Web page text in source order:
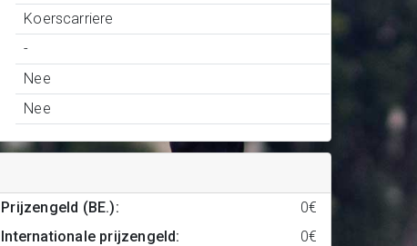
Koerscarriere
-
Nee
Nee
Prijzengeld (BE.):
0€
Internationale prijzengeld: 0€